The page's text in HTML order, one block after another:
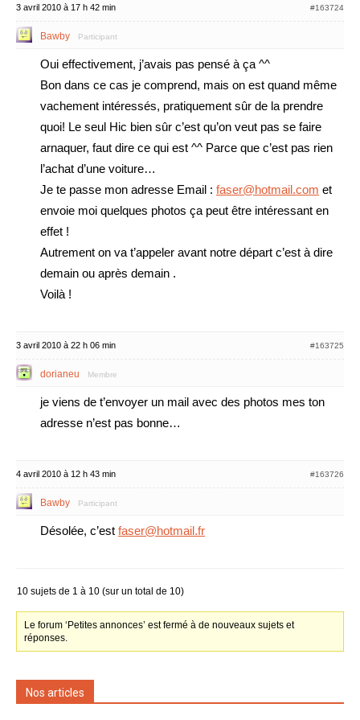
3 avril 2010 à 17 h 42 min #163724
Bawby Participant
Oui effectivement, j’avais pas pensé à ça ^^
Bon dans ce cas je comprend, mais on est quand même
vachement intéressés, pratiquement sûr de la prendre
quoi! Le seul Hic bien sûr c’est qu’on veut pas se faire
arnaquer, faut dire ce qui est ^^ Parce que c’est pas rien
l’achat d’une voiture…
Je te passe mon adresse Email : faser@hotmail.com et
envoie moi quelques photos ça peut être intéressant en
effet !
Autrement on va t’appeler avant notre départ c’est à dire
demain ou après demain .
Voilà !
3 avril 2010 à 22 h 06 min #163725
dorianeu Membre
je viens de t’envoyer un mail avec des photos mes ton
adresse n’est pas bonne…
4 avril 2010 à 12 h 43 min #163726
Bawby Participant
Désolée, c’est faser@hotmail.fr
10 sujets de 1 à 10 (sur un total de 10)
Le forum ‘Petites annonces’ est fermé à de nouveaux sujets et
réponses.
Nos articles